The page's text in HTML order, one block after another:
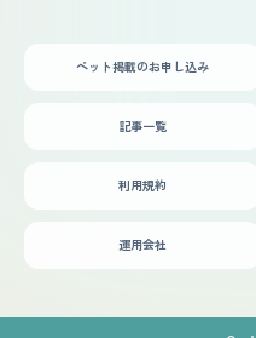
ケースから追い出されて
いてきてしっぽを振って
安なことは特になかった
の生活の変化は、犬中心
ペット掲載のお申し込み
記事一覧
利用規約
運用会社